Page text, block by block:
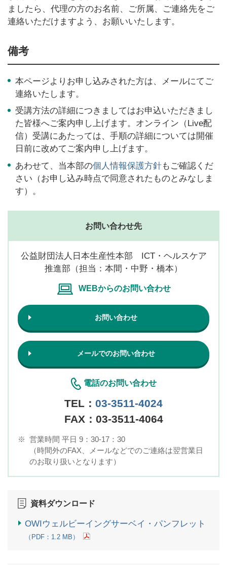
ましたら、代理の方のお名前、ご所属、ご連絡先をご
連絡いただけますよう、お願いいたします。
備考
本ページよりお申し込みされた方は、メールにてご
連絡いたします。
受講方法の詳細につきましてはお申込いただきまし
た皆様へご案内申し上げます。オンライン（Live配
信）受講にあたっては、手順の詳細については開催
日前に改めてご案内申し上げます。
あわせて、当本部の個人情報保護方針もご確認くだ
さい（お申し込み時点で同意されたものとみなしま
す）。
お問い合わせ先
公益財団法人日本生産性本部 ICT・ヘルスケア
推進部（担当：本間・中野・橋本）
WEBからのお問い合わせ
お問い合わせ
メールでのお問い合わせ
電話のお問い合わせ
TEL： 03-3511-4024
FAX：03-3511-4064
※ 営業時間 平日 9：30-17：30
（時間外のFAX、メールなどでのご連絡は翌営業日
のお取り扱いとなります）
資料ダウンロード
OWIウェルビーイングサーベイ・パンフレット
（PDF：1.2 MB）